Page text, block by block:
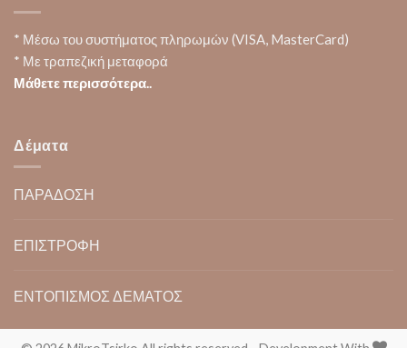
* Μέσω του συστήματος πληρωμών (VISA, MasterCard)
* Με τραπεζική μεταφορά
Μάθετε περισσότερα..
Δέματα
ΠΑΡΑΔΟΣΗ
ΕΠΙΣΤΡΟΦΗ
ΕΝΤΟΠΙΣΜΟΣ ΔΕΜΑΤΟΣ